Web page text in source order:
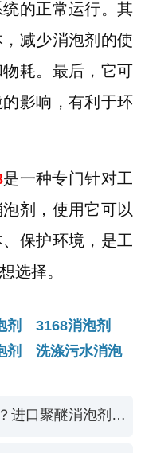
的正常运行。其
减少消泡剂的使
耗。最后，它可
影响，有利于环
是一种专门针对工
剂，使用它可以
保护环境，是工
选择。
剂 3168消泡剂
剂 洗涤污水消泡
食品发酵起泡如何处理？进口聚醚消泡剂陶氏df103控泡好！